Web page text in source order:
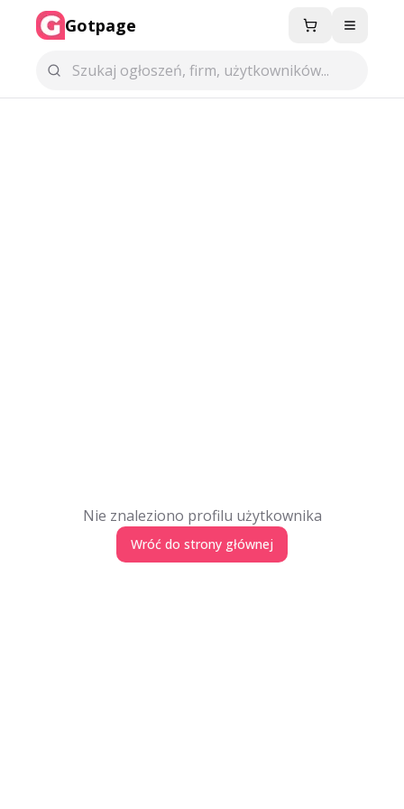
Gotpage Menu
Nie znaleziono profilu użytkownika
Wróć do strony głównej